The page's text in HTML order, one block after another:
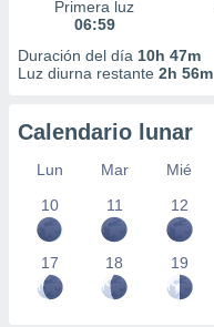
Primera luz
06:59
Duración del día 10h 47m
Luz diurna restante 2h 56m
Calendario lunar
Lun Mar Mié
10
11 12
17 18 19